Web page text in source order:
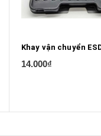
14.000₫